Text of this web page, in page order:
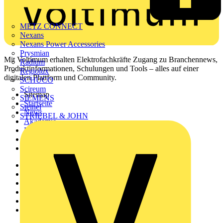
METZ CONNECT
Nexans
Nexans Power Accessories
Prysmian
Radium
Regiolux
SCHÜCO
Scireum
SIEMENS
Steinel
STRIEBEL & JOHN
Mit Voltimum erhalten Elektrofachkräfte Zugang zu Branchennews,
Produktinformationen, Schulungen und Tools – alles auf einer
digitalen Plattform und Community.
Sitemap
Startseite
News
Akademie
Produktsuche
Weitere Links
Downloadbereich (PDFs)
Häufig gestellte Fragen